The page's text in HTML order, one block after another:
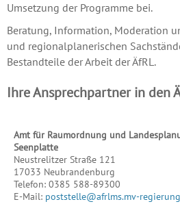
Umsetzung der Programme bei.
Beratung, Information, Moderation
und regionalplanerischen
Bestandteile der Arbeit der ÄfRL.
Ihre Ansprechpartner in den
Amt für Raumordnung und
Seenplatte
Neustrelitzer Straße 121
17033 Neubrandenburg
Telefon: 0385 588-89300
E-Mail: poststelle@afrlms.mv-